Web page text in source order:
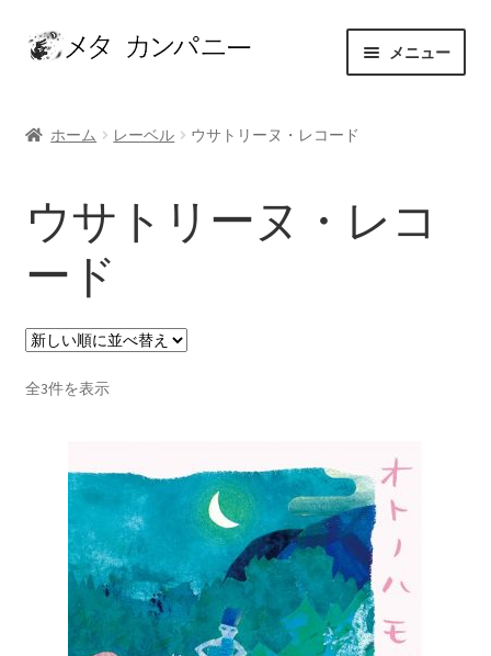
ナ
ビ
ー
ン
プ
コ
ン
ン
ス
メニュー
お問い合わせ
カート
ショップ
セレクト
レーベル
支払い
通販について
ホーム レーベル ウサトリーヌ・レコード
ウサトリーヌ・レコ
ード
全3件を表示新